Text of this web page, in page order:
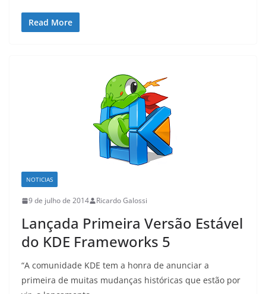
Read More
NOTICIAS
9 de julho de 2014 Ricardo Galossi
Lançada Primeira Versão Estável
do KDE Frameworks 5
“A comunidade KDE tem a honra de anunciar a
primeira de muitas mudanças históricas que estão por